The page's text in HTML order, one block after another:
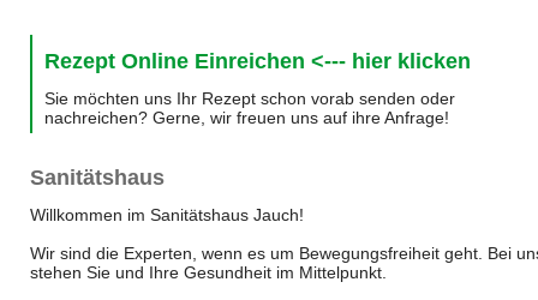
Rezept Online Einreichen <--- hier klicken
Sie möchten uns Ihr Rezept schon vorab senden oder
nachreichen? Gerne, wir freuen uns auf ihre Anfrage!
Sanitätshaus
Willkommen im Sanitätshaus Jauch!
Wir sind die Experten, wenn es um Bewegungsfreiheit geht. Bei
stehen Sie und Ihre Gesundheit im Mittelpunkt.